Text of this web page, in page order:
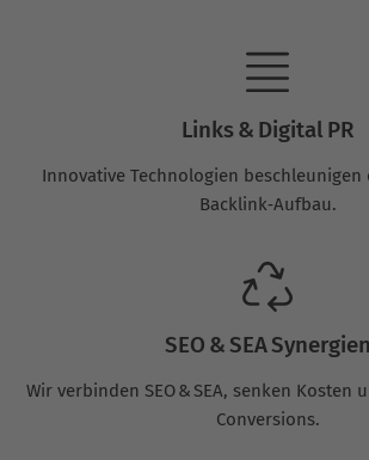
Links & Digital PR
Innovative Technologien beschleunigen
Backlink‑Aufbau.
SEO & SEA Synergien
Wir verbinden SEO & SEA, senken Kosten
Conversions.